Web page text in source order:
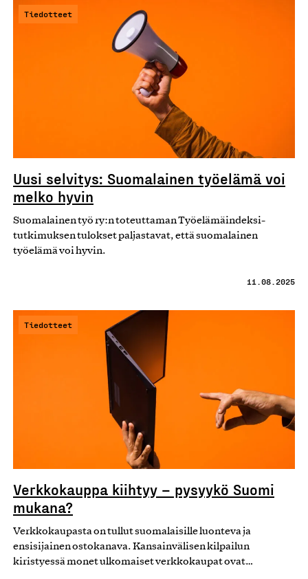
Tiedotteet
Uusi selvitys: Suomalainen työelämä voi
melko hyvin
Suomalainen työ ry:n toteuttaman Työelämäindeksi-
tutkimuksen tulokset paljastavat, että suomalainen
työelämä voi hyvin.
11.08.2025
Tiedotteet
Verkkokauppa kiihtyy – pysyykö Suomi
mukana?
Verkkokaupasta on tullut suomalaisille luonteva ja
ensisijainen ostokanava. Kansainvälisen kilpailun
kiristyessä monet ulkomaiset verkkokaupat ovat…